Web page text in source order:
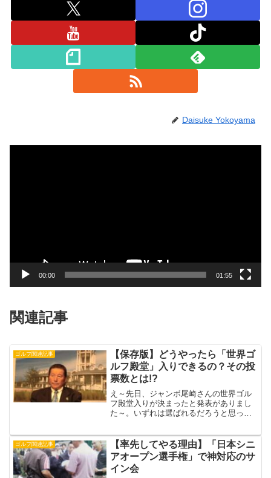
Daisuke Yokoyama
00:00 01:55
関連記事
ゴルフ関連記事
【保存版】どうやったら「世界ゴ
ルフ殿堂」入りできるの？その投
票数とは!?
え～先日、ジャンボ尾崎さんの世界ゴル
フ殿堂入りが決まったと発表がありまし
た～。いずれは選ばれるだろうと思って
り。誰が、どうやって決めるのか。知っ
てました？まず、資格基...
ゴルフ関連記事
【率先してやる理由】「日本シニ
アオープン選手権」で神対応のサ
イン会